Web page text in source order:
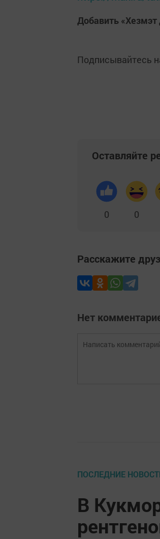
Добавить «Хезмэт
Подписывайтесь
Оставляйте
0 0
Расскажите
Нет
ПОСЛЕДНИЕ
В